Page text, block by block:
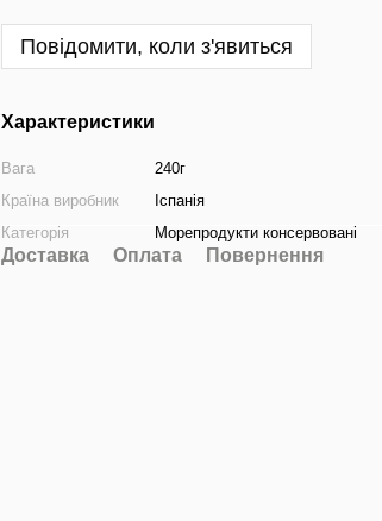
Повідомити, коли з'явиться
Характеристики
Вага
240г
Країна виробник
Іспанія
Категорія
Морепродукти консервовані
Доставка Оплата Повернення